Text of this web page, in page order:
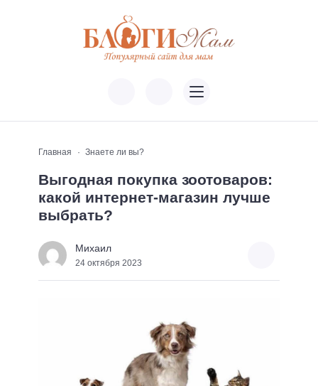
Главная Знаете ли вы?
Выгодная покупка зоотоваров:
какой интернет-магазин лучше
выбрать?
Михаил
24 октября 2023